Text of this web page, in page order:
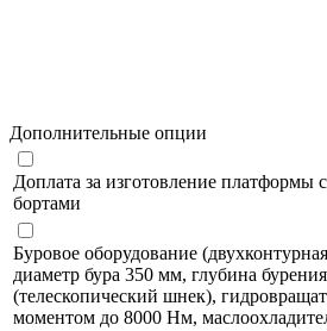
Дополнительные опции
Доплата за изготовление
бортами
Буровое оборудование
диаметр бура 350 мм, глубина
(телескопический шнек),
моментом до 8000 Нм,